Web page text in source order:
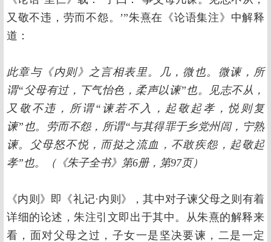
又敬不违，劳而不怨。’”朱熹在《论语集注》中解释
道：
此章与《内则》之言相表里。几，微也。微谏，所
谓“父母有过，下气怡色，柔声以谏”也。见志不从，
又敬不违，所谓“谏若不入，起敬起孝，悦则复
谏”也。劳而不怨，所谓“与其得罪于乡党州闾，宁熟
谏。父母怒不悦，而挞之流血，不敢疾怨，起敬起
孝”也。（《朱子全书》第6册，第97页）
《内则》即《礼记·内则》，其中对子谏父母之则有着
详细的论述，朱注引文即出于其中。从朱熹的解释来
看，面对父母之过，子女一是坚决要谏，二是一定